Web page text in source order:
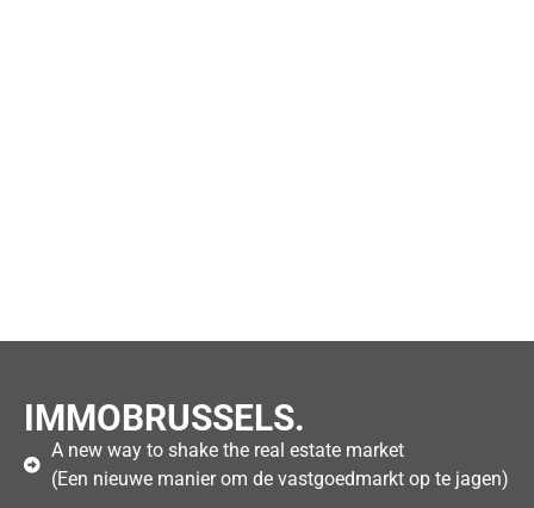
IMMOBRUSSELS.
A new way to shake the real estate market
(Een nieuwe manier om de vastgoedmarkt op te jagen)